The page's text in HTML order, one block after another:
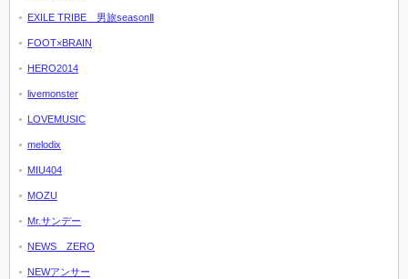
EXILE TRIBE 男旅seasonⅡ
FOOT×BRAIN
HERO2014
livemonster
LOVEMUSIC
melodix
MIU404
MOZU
Mr.サンデー
NEWS ZERO
NEWアンサー